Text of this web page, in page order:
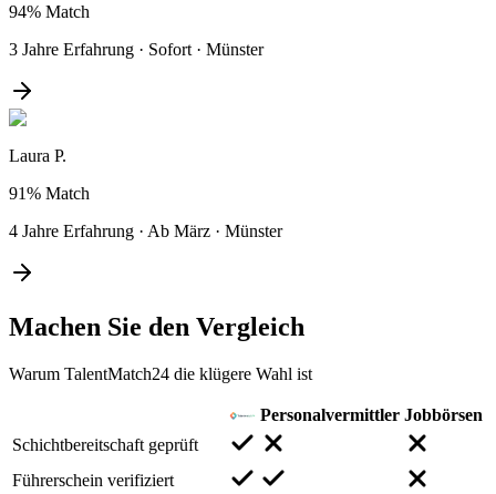
94% Match
3 Jahre Erfahrung · Sofort · Münster
Laura P.
91% Match
4 Jahre Erfahrung · Ab März · Münster
Machen Sie den Vergleich
Warum TalentMatch24 die klügere Wahl ist
Personalvermittler Jobbörsen
Schichtbereitschaft geprüft
Führerschein verifiziert